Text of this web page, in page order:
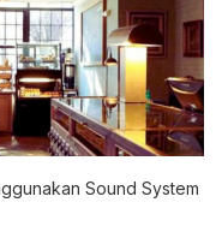
Sound System